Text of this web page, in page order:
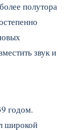
полутора
звук и
годом.
широкой